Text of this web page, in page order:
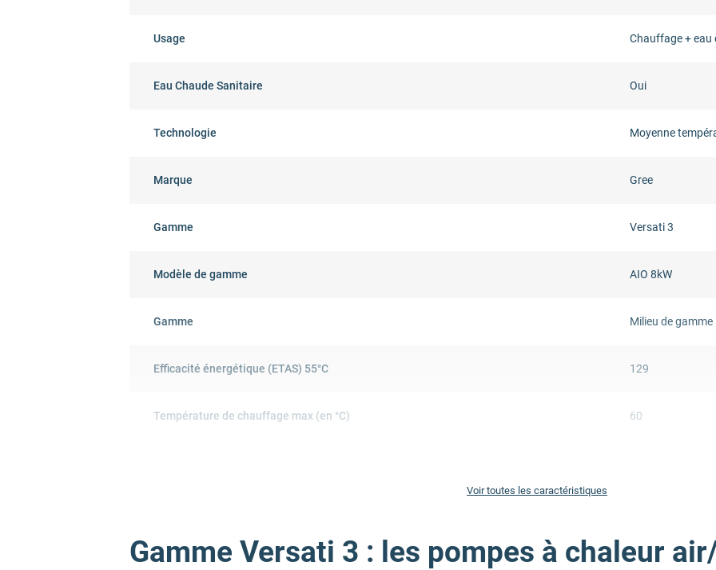
Usage Chauffage + eau
Eau Chaude Sanitaire Oui
Technologie Moyenne
Marque Gree
Gamme Versati 3
Modèle de gamme AIO 8kW
Gamme Milieu de gamme
Efficacité énergétique (ETAS) 55°C 129
Température de chauffage max (en °C) 60
Puissance calorifique à -7°C ext / 55°C eau (kW) 5.12
Voir toutes les caractéristiques
Gamme Versati 3 : les pompes à chaleur